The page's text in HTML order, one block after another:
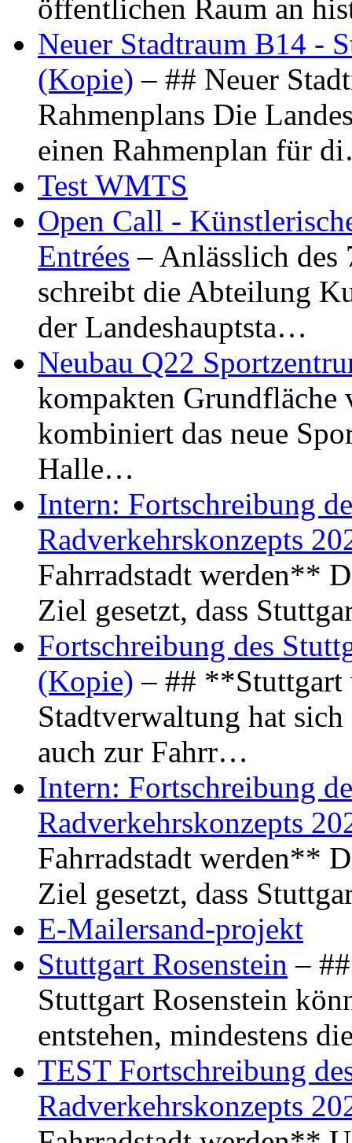
öffentlichen Raum an
Neuer Stadtraum B14 -
(Kopie) – ## Neuer
Rahmenplans Die
einen Rahmenplan für
Test WMTS
Open Call -
Entrées – Anlässlich
schreibt die Abteilung
der Landeshauptsta…
Neubau Q22
kompakten Grundfläche
kombiniert das neue
Halle…
Intern: Fortschreibung
Radverkehrskonzepts
Fahrradstadt werden**
Ziel gesetzt, dass
Fortschreibung des
(Kopie) – ## **Stuttgart
Stadtverwaltung hat
auch zur Fahrr…
Intern: Fortschreibung
Radverkehrskonzepts
Fahrradstadt werden**
Ziel gesetzt, dass
E-Mailersand-projekt
Stuttgart Rosenstein –
Stuttgart Rosenstein
entstehen, mindestens
TEST Fortschreibung
Radverkehrskonzepts